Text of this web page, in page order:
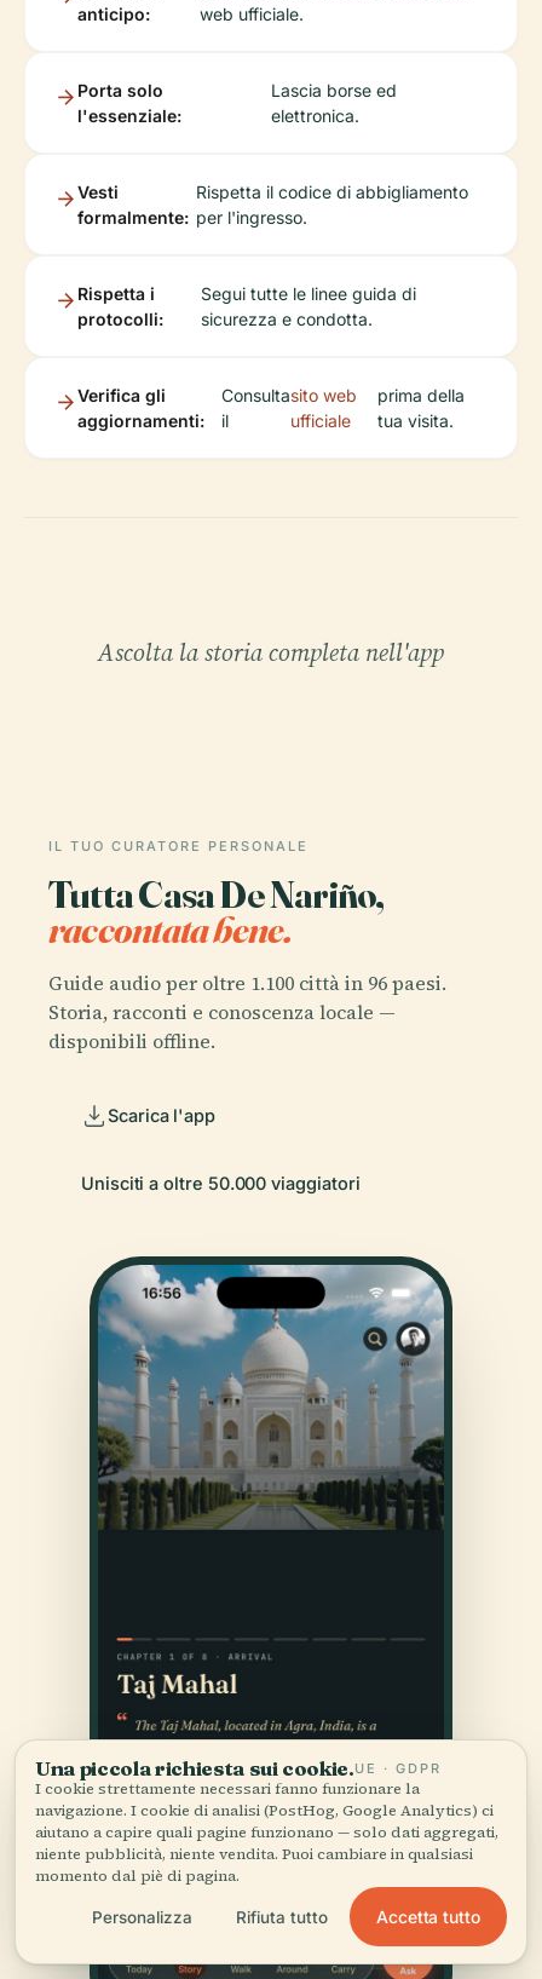
anticipo:
web ufficiale.
Porta solo
l'essenziale:
Lascia borse ed
elettronica.
Vesti
formalmente:
Rispetta il codice di abbigliamento
per l'ingresso.
Rispetta i
protocolli:
Segui tutte le linee guida di
sicurezza e condotta.
Verifica gli
aggiornamenti:
Consulta
il
sito web
ufficiale
prima della
tua visita.
Ascolta la storia completa nell'app
IL TUO CURATORE PERSONALE
Tutta Casa De Nariño,
raccontata bene.
Guide audio per oltre 1.100 città in 96 paesi.
Storia, racconti e conoscenza locale —
disponibili offline.
Scarica l'app
Unisciti a oltre 50.000 viaggiatori
Una piccola richiesta sui cookie.UE · GDPR
I cookie strettamente necessari fanno funzionare la
navigazione. I cookie di analisi (PostHog, Google Analytics) ci
aiutano a capire quali pagine funzionano — solo dati aggregati,
niente pubblicità, niente vendita. Puoi cambiare in qualsiasi
momento dal piè di pagina.
Personalizza Rifiuta tutto Accetta tutto